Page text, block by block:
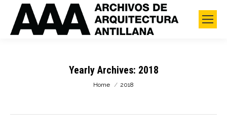
Yearly Archives: 2018
You are here:
Home 2018